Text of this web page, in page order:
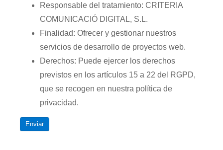
Responsable del tratamiento: CRITERIA
COMUNICACIÓ DIGITAL, S.L.
Finalidad: Ofrecer y gestionar nuestros
servicios de desarrollo de proyectos web.
Derechos: Puede ejercer los derechos
previstos en los artículos 15 a 22 del RGPD,
que se recogen en nuestra política de
privacidad.
Enviar